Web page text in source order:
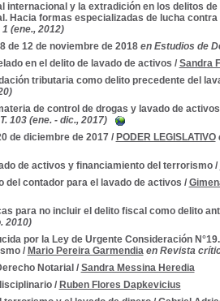
internacional y la extradición en los delitos
Hacia formas especializadas de lucha
(ene., 2012)
de 12 de noviembre de 2018 en Estudios de
en el delito de lavado de activos / Sandra
tributaria como delito precedente del
de control de drogas y lavado de activos
103 (ene. - dic., 2017)
de diciembre de 2017/ PODER LEGISLATIVO
de activos y financiamiento del terrorismo/
del contador para el lavado de activos /
para no incluir el delito fiscal como delito
2010)
por la Ley de Urgente Consideración
/ Mario Pereira Garmendia en Revista
Notarial / Sandra Messina Heredia
/ Ruben Flores Dapkevicius